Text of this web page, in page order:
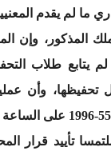
ما لم يقدم
المذكور، وإن
يتابع طلاب
تحفيظها، وأن
مقررا إجراؤها بتاريخ
تأييد قرار